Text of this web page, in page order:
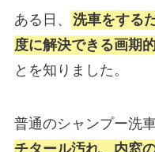
ある日、
洗車をする
度に解決できる画期
とを知りました。
普通のシャンプー洗